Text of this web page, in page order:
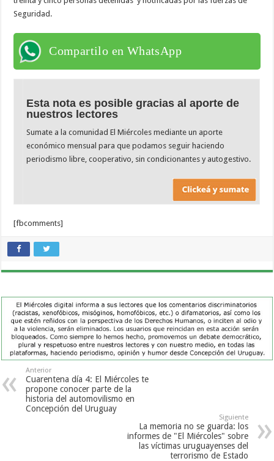
Seguridad.
Compartilo en WhatsApp
Esta nota es posible gracias al aporte de
nuestros lectores
Sumate a la comunidad El Miércoles mediante un aporte
económico mensual para que podamos seguir haciendo
periodismo libre, cooperativo, sin condicionantes y autogestivo.
[fbcomments]
Anterior
Cuarentena día 4: El Miércoles te
propone conocer parte de la
historia del automovilismo en
Concepción del Uruguay
Siguiente
La memoria no se guarda: los
informes de "El Miércoles" sobre
las víctimas uruguayenses del
terrorismo de Estado